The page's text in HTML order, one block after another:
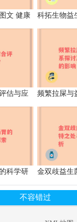
文 健康
科拓生物益
些
估与应
频繁拉屎与
及其对肠道
科学研
金双歧益生
不容错过